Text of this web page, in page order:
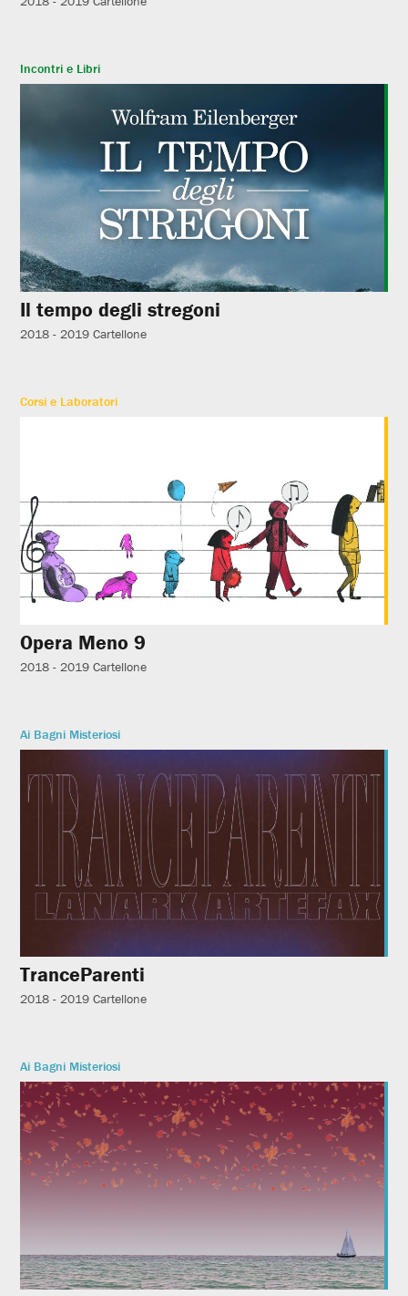
Incontri e Libri
Il tempo degli stregoni
2018 - 2019 Cartellone
Corsi e Laboratori
Opera Meno 9
2018 - 2019 Cartellone
Ai Bagni Misteriosi
TranceParenti
2018 - 2019 Cartellone
Ai Bagni Misteriosi